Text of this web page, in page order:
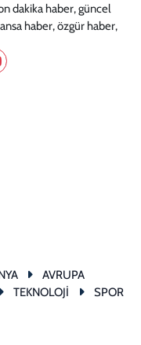
dakika haber, güncel
haber, özgür haber,
AVRUPA
TEKNOLOJİ
SPOR